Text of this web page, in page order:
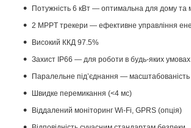
Потужність 6 кВт — оптимальна для дому та
2 MPPT трекери — ефективне управління
Високий ККД 97.5%
Захист IP66 — для роботи в будь-яких умовах
Паралельне під’єднання — масштабованість
Швидке перемикання (<4 мс)
Віддалений моніторинг Wi-Fi, GPRS (опція)